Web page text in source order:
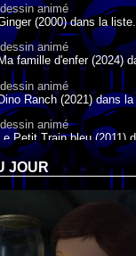
animé
(2000) dans la liste.
animé
famille d'enfer (2024)
animé
Ranch (2021) dans la
animé
Petit Train bleu (2011)
animé
Spécial Oso (2009)
animé
Pan (1988) dans la
animé
JOUR